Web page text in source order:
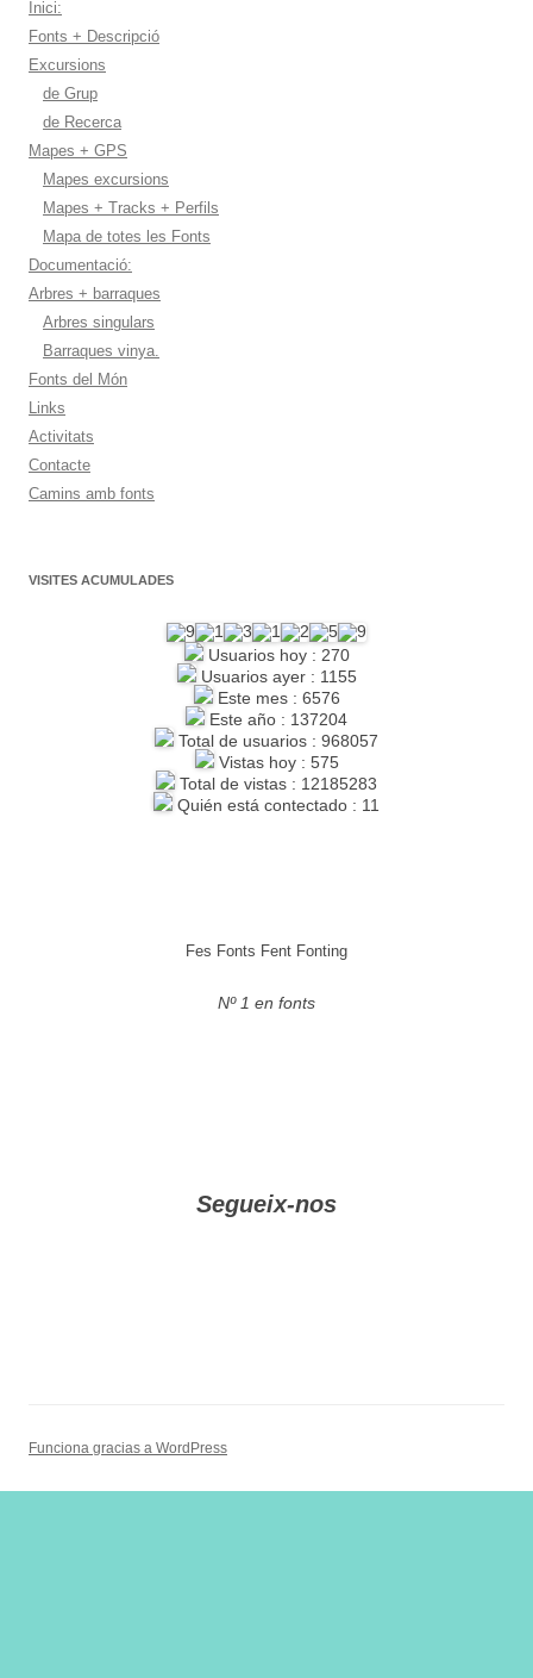
Inici:
Fonts + Descripció
Excursions
de Grup
de Recerca
Mapes + GPS
Mapes excursions
Mapes + Tracks + Perfils
Mapa de totes les Fonts
Documentació:
Arbres + barraques
Arbres singulars
Barraques vinya.
Fonts del Món
Links
Activitats
Contacte
Camins amb fonts
VISITES ACUMULADES
Usuarios hoy : 270
Usuarios ayer : 1155
Este mes : 6576
Este año : 137204
Total de usuarios : 968057
Vistas hoy : 575
Total de vistas : 12185283
Quién está contectado : 11
Fes Fonts Fent Fonting
Nº 1 en fonts
Segueix-nos
Funciona gracias a WordPress